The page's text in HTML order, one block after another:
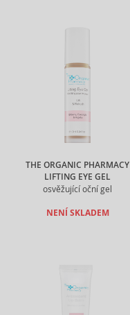
THE ORGANIC PHARMACY
LIFTING EYE GEL
osvěžující oční gel
NENÍ SKLADEM